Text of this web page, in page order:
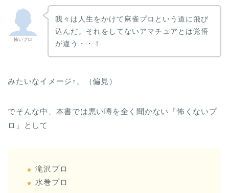
怖いプロ
我々は人生をかけて麻雀プロという道に飛び
込んだ。それをしてないアマチュアとは覚悟
が違う・・！
みたいなイメージ↑。（偏見）
でそんな中、本書では悪い噂を全く聞かない「怖くないプ
ロ」として
滝沢プロ
水巻プロ